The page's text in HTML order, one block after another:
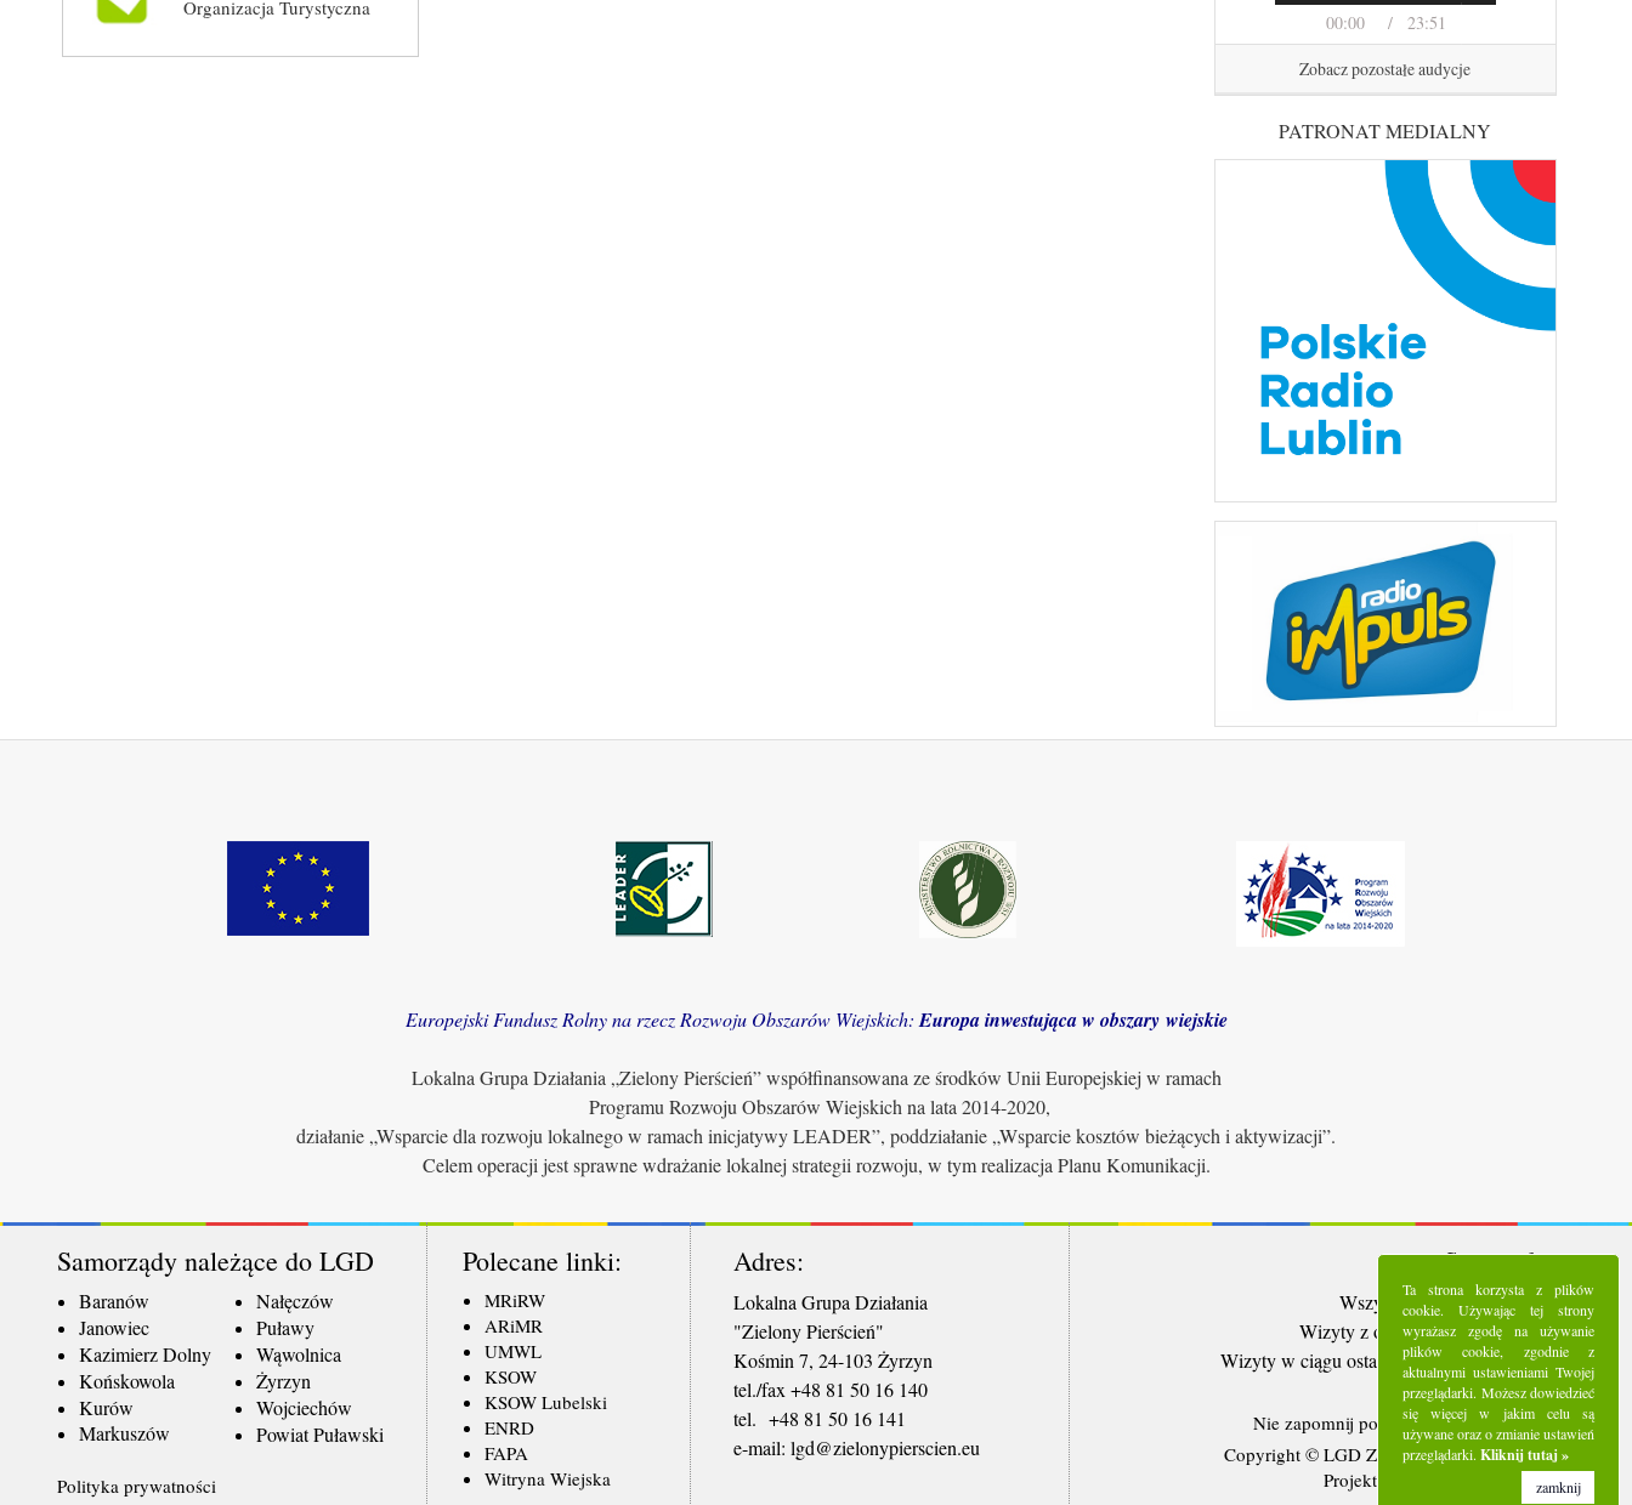
Organizacja Turystyczna
00:00 23:51
Zobacz pozostałe audycje
PATRONAT MEDIALNY
Europejski Fundusz Rolny na rzecz Rozwoju Obszarów Wiejskich: Europa inwestująca w obszary wiejskie
Lokalna Grupa Działania „Zielony Pierścień” współfinansowana ze środków Unii Europejskiej w ramach
Programu Rozwoju Obszarów Wiejskich na lata 2014-2020,
działanie „Wsparcie dla rozwoju lokalnego w ramach inicjatywy LEADER”, poddziałanie „Wsparcie kosztów bieżących i aktywizacji”.
Celem operacji jest sprawne wdrażanie lokalnej strategii rozwoju, w tym realizacja Planu Komunikacji.
Samorządy należące do LGD
Baranów
Janowiec
Kazimierz Dolny
Końskowola
Kurów
Markuszów
Nałęczów
Puławy
Wąwolnica
Żyrzyn
Wojciechów
Powiat Puławski
Polecane linki:
MRiRW
ARiMR
UMWL
KSOW
KSOW Lubelski
ENRD
FAPA
Witryna Wiejska
Adres:
Lokalna Grupa Działania
"Zielony Pierścień"
Kośmin 7, 24-103 Żyrzyn
tel./fax +48 81 50 16 140
tel. +48 81 50 16 141
​e-mail: lgd@zielonypierscien.eu
Statystyki:
Wszystkie wizyty: 5288730
Wizyty z ostatnich 30 dni: 93324
Wizyty w ciągu ostatniego tygodnia:
21195
Użytkownicy online: 3
Nie zapomnij polubić nas na Facebooku
Copyright © LGD Zielony Pierścień - 2016.
Projekt i wykonanie - Freeline.
Polityka prywatności
Ta strona korzysta z plików
cookie. Używając tej strony
wyrażasz zgodę na używanie
plików cookie, zgodnie z
aktualnymi ustawieniami Twojej
przeglądarki. Możesz dowiedzieć
się więcej w jakim celu są
używane oraz o zmianie ustawień
przeglądarki. Kliknij tutaj »
zamknij